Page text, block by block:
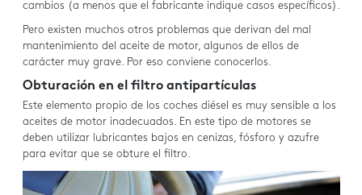
cambios (a menos que el fabricante indique casos específicos).
Pero existen muchos otros problemas que derivan del mal
mantenimiento del aceite de motor, algunos de ellos de
carácter muy grave. Por eso conviene conocerlos.
Obturación en el filtro antipartículas
Este elemento propio de los coches diésel es muy sensible a los
aceites de motor inadecuados. En este tipo de motores se
deben utilizar lubricantes bajos en cenizas, fósforo y azufre
para evitar que se obture el filtro.